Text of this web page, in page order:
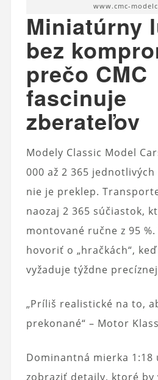
www.cmc-
Miniatúrny
bez
prečo CMC
fascinuje
zberateľov
Modely Classic Model
000 až 2 365
nie je preklep.
naozaj 2 365 súčiastok,
montované ručne z 95 %.
hovoriť o „hračkách“,
vyžaduje týždne
„Príliš realistické na to,
prekonané“ – Motor
Dominantná mierka 1:18
zobraziť detaily, ktoré by